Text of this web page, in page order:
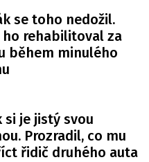
se toho nedožil.
ho rehabilitoval za
během minulého
si je jistý svou
Prozradil, co mu
řidič druhého auta